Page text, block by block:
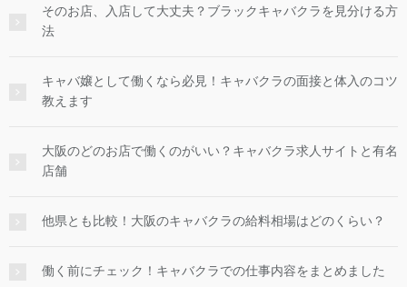
そのお店、入店して大丈夫？ブラックキャバクラを見分ける方
法
キャバ嬢として働くなら必見！キャバクラの面接と体入のコツ
教えます
大阪のどのお店で働くのがいい？キャバクラ求人サイトと有名
店舗
他県とも比較！大阪のキャバクラの給料相場はどのくらい？
働く前にチェック！キャバクラでの仕事内容をまとめました